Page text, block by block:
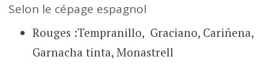
Selon le cépage espagnol
Rouges :Tempranillo, Graciano, Cariñena,
Garnacha tinta, Monastrell